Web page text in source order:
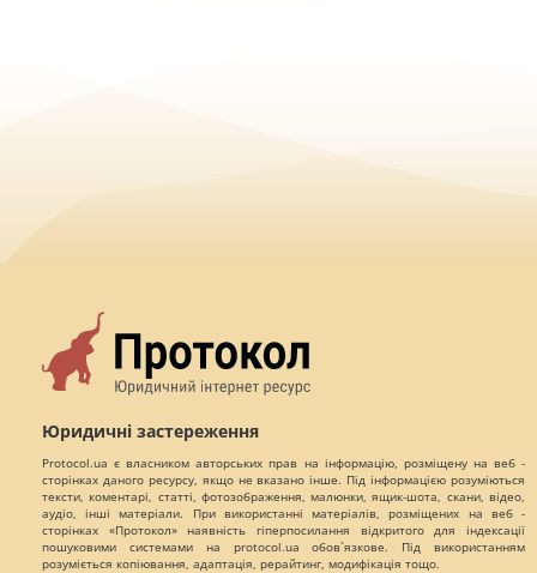
Юридичні застереження
Protocol.ua є власником авторських прав на інформацію, розміщену на веб -
сторінках даного ресурсу, якщо не вказано інше. Під інформацією розуміються
тексти, коментарі, статті, фотозображення, малюнки, ящик-шота, скани, відео,
аудіо, інші матеріали. При використанні матеріалів, розміщених на веб -
сторінках «Протокол» наявність гіперпосилання відкритого для індексації
пошуковими системами на protocol.ua обов`язкове. Під використанням
розуміється копіювання, адаптація, рерайтинг, модифікація тощо.